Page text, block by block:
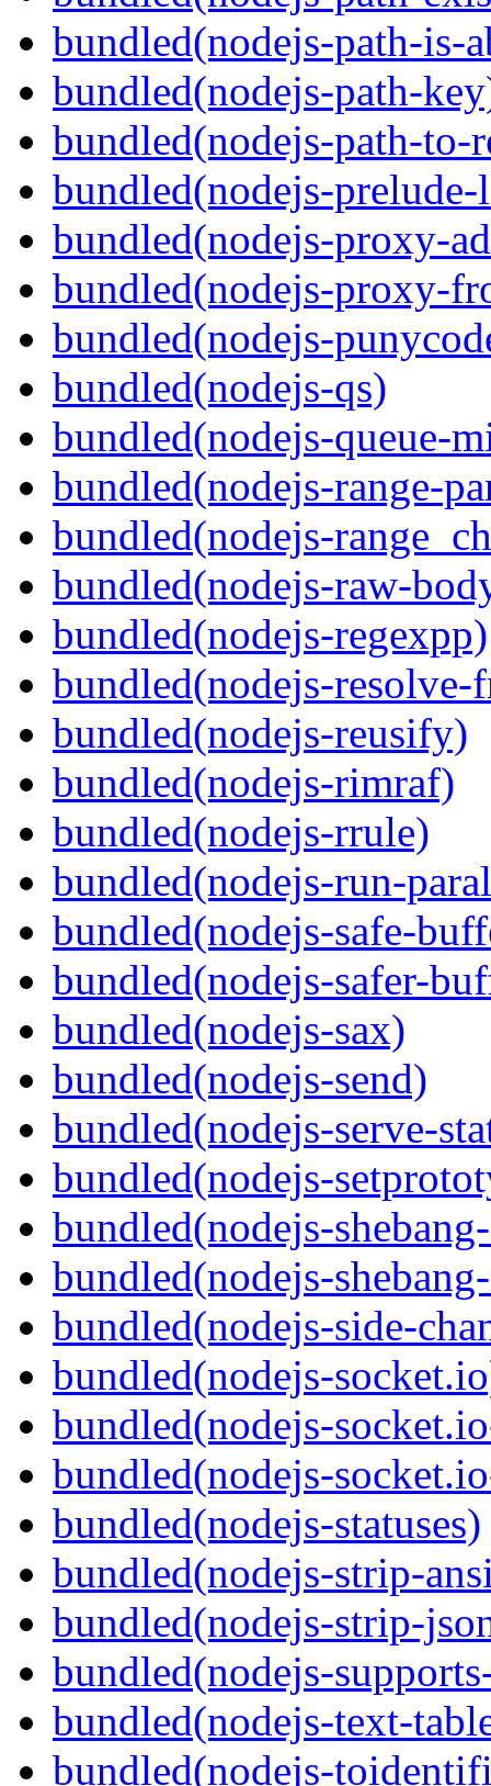
bundled(nodejs-path-is-
bundled(nodejs-path-
bundled(nodejs-path-to-
bundled(nodejs-prelude-
bundled(nodejs-proxy-
bundled(nodejs-proxy-
bundled(nodejs-
bundled(nodejs-qs)
bundled(nodejs-queue-
bundled(nodejs-range-
bundled(nodejs-
bundled(nodejs-raw-
bundled(nodejs-regexpp)
bundled(nodejs-resolve-
bundled(nodejs-reusify)
bundled(nodejs-rimraf)
bundled(nodejs-rrule)
bundled(nodejs-run-
bundled(nodejs-safe-
bundled(nodejs-safer-
bundled(nodejs-sax)
bundled(nodejs-send)
bundled(nodejs-serve-
bundled(nodejs-
bundled(nodejs-
bundled(nodejs-
bundled(nodejs-side-
bundled(nodejs-
bundled(nodejs-
bundled(nodejs-
bundled(nodejs-statuses)
bundled(nodejs-strip-
bundled(nodejs-strip-
bundled(nodejs-
bundled(nodejs-text-
bundled(nodejs-